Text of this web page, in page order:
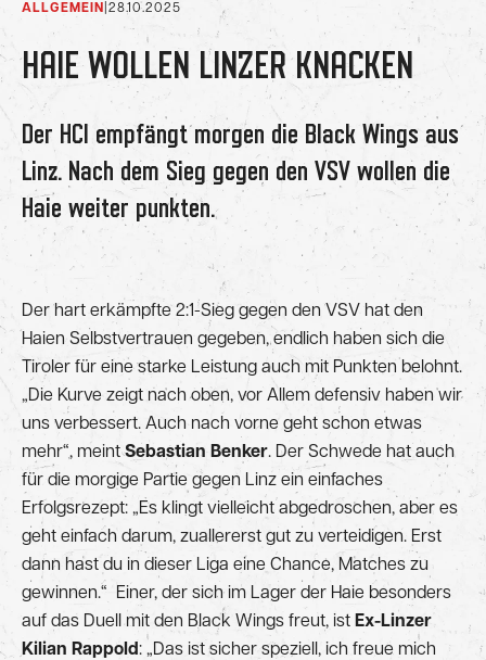
ALLGEMEIN |28.10.2025
HAIE WOLLEN LINZER KNACKEN
Der HCI empfängt morgen die Black Wings aus
Linz. Nach dem Sieg gegen den VSV wollen die
Haie weiter punkten.
Der hart erkämpfte 2:1-Sieg gegen den VSV hat den
Haien Selbstvertrauen gegeben, endlich haben sich die
Tiroler für eine starke Leistung auch mit Punkten belohnt.
„Die Kurve zeigt nach oben, vor Allem defensiv haben wir
uns verbessert. Auch nach vorne geht schon etwas
mehr“, meintSebastian Benker. Der Schwede hat auch
für die morgige Partie gegen Linz ein einfaches
Erfolgsrezept: „Es klingt vielleicht abgedroschen, aber es
geht einfach darum, zuallererst gut zu verteidigen. Erst
dann hast du in dieser Liga eine Chance, Matches zu
gewinnen.“ Einer, der sich im Lager der Haie besonders
auf das Duell mit den Black Wings freut, ist Ex-Linzer
Kilian Rappold: „Das ist sicher speziell, ich freue mich